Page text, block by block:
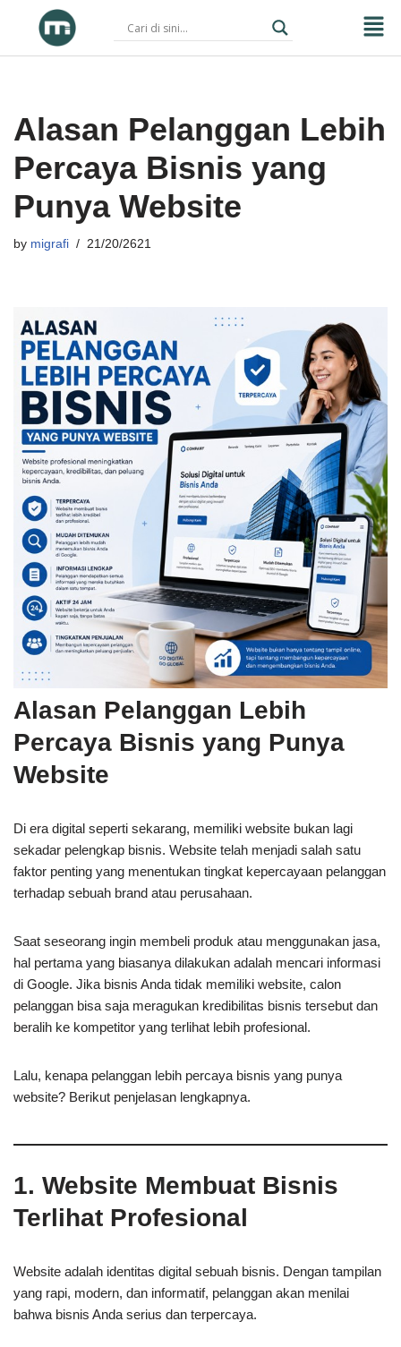
Alasan Pelanggan Lebih
Percaya Bisnis yang
Punya Website
by migrafi 21/20/2621
Alasan Pelanggan Lebih
Percaya Bisnis yang Punya
Website
Di era digital seperti sekarang, memiliki website bukan lagi
sekadar pelengkap bisnis. Website telah menjadi salah satu
faktor penting yang menentukan tingkat kepercayaan pelanggan
terhadap sebuah brand atau perusahaan.
Saat seseorang ingin membeli produk atau menggunakan jasa,
hal pertama yang biasanya dilakukan adalah mencari informasi
di Google. Jika bisnis Anda tidak memiliki website, calon
pelanggan bisa saja meragukan kredibilitas bisnis tersebut dan
beralih ke kompetitor yang terlihat lebih profesional.
Lalu, kenapa pelanggan lebih percaya bisnis yang punya
website? Berikut penjelasan lengkapnya.
1. Website Membuat Bisnis
Terlihat Profesional
Website adalah identitas digital sebuah bisnis. Dengan tampilan
yang rapi, modern, dan informatif, pelanggan akan menilai
bahwa bisnis Anda serius dan terpercaya.